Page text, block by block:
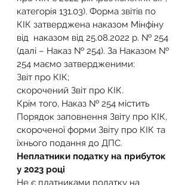
категорія 131.03). Форма звітів по
КІК затверджена наказом Мінфіну
від  наказом від 25.08.2022 р. № 254
(далі – Наказ № 254). За Наказом №
254 маємо затвердженими:
Звіт про КІК;
скорочений Звіт про КІК.
Крім того, Наказ № 254 містить
Порядок заповнення Звіту про КІК,
скороченої форми Звіту про КІК та
їхнього подання до ДПС.
Неплатники податку на прибуток
у 2023 році
Не є платниками податку на